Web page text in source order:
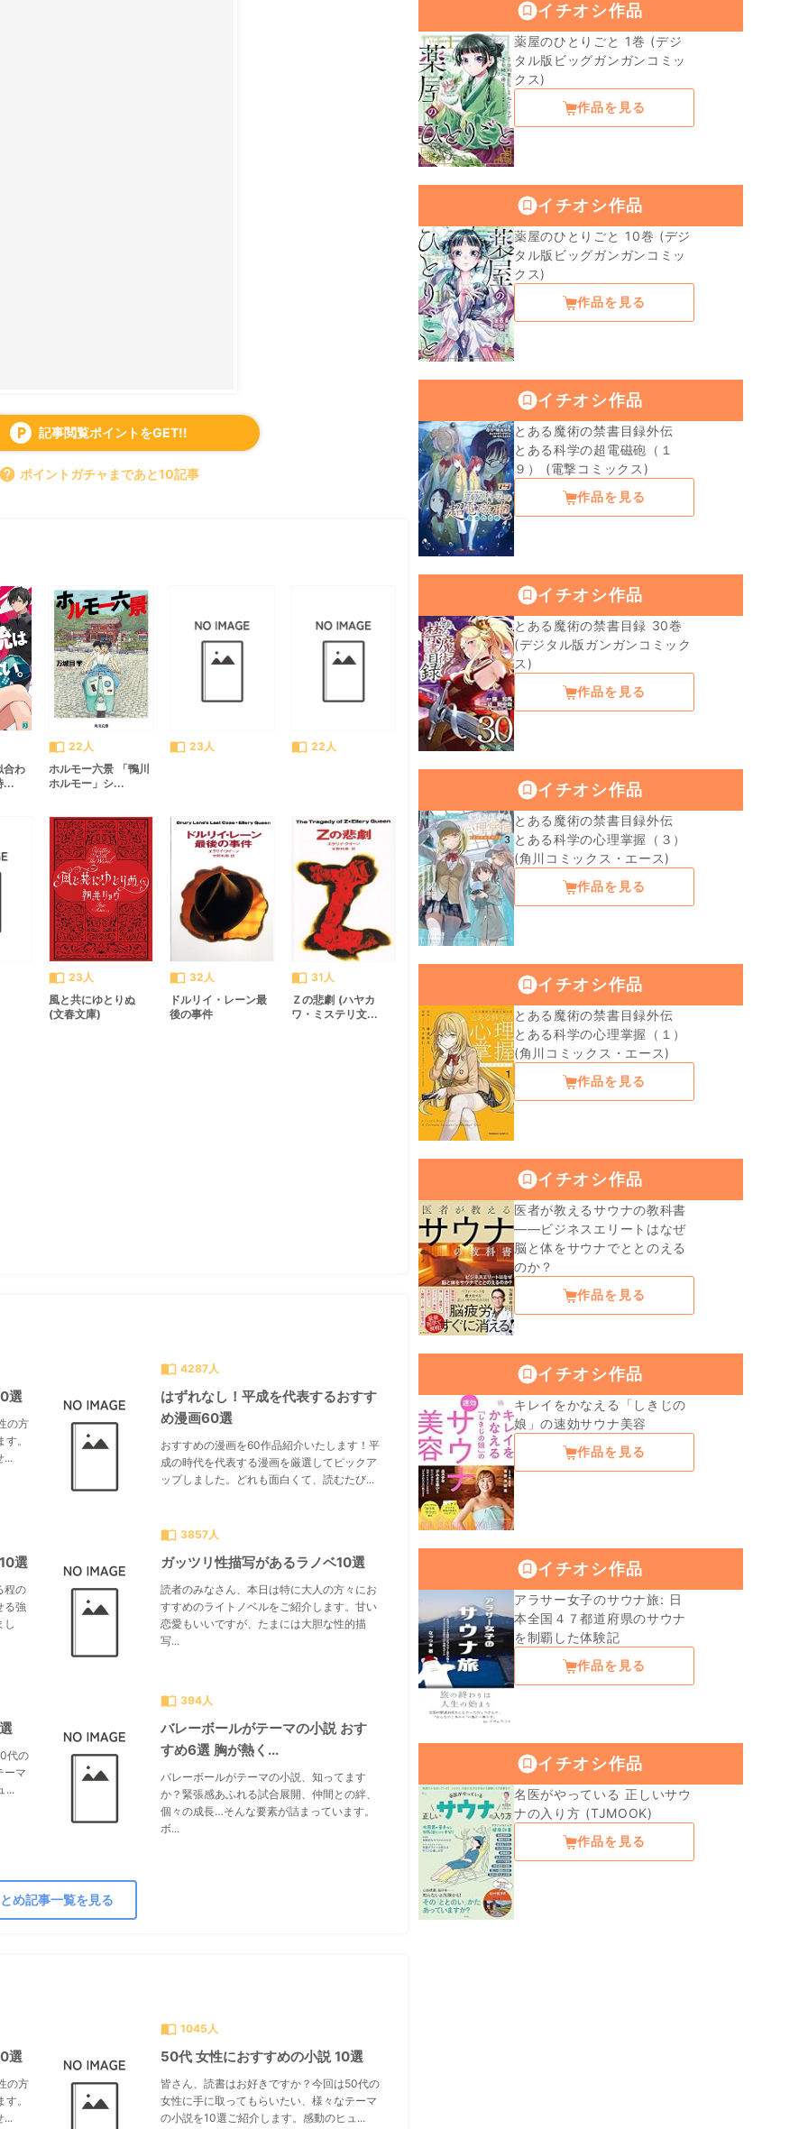
local_parking 記事閲覧ポイントをGET!!
help ポイントガチャまであと10記事
合わ
...
import_contacts 22人
ホルモー六景 「鴨川
ホルモー」シ...
import_contacts 23人 import_contacts 22人
import_contacts 23人
風と共にゆとりぬ
(文春文庫)
import_contacts 32人
ドルリイ・レーン最
後の事件
import_contacts 31人
Ｚの悲劇 (ハヤカ
ワ・ミステリ文...
選
の方
。
...
import_contacts 4287人
はずれなし！平成を代表するおすす
め漫画60選
おすすめの漫画を60作品紹介いたします！平
成の時代を代表する漫画を厳選してピックア
ップしました。どれも面白くて、読むたび...
選
程の
る強
し
import_contacts 3857人
ガッツリ性描写があるラノベ10選
読者のみなさん、本日は特に大人の方々にお
すすめのライトノベルをご紹介します。甘い
恋愛もいいですが、たまには大胆な性的描
写...
代の
ーマ
...
import_contacts 394人
バレーボールがテーマの小説 おす
すめ6選 胸が熱く...
バレーボールがテーマの小説、知ってます
か？緊張感あふれる試合展開、仲間との絆、
個々の成長…そんな要素が詰まっています。
ボ...
め記事一覧を見る
選
の方
。
...
import_contacts 1045人
50代 女性におすすめの小説 10選
皆さん、読書はお好きですか？今回は50代の
女性に手に取ってもらいたい、様々なテーマ
の小説を10選ご紹介します。感動のヒュ...
イチオシ作品
薬屋のひとりごと 1巻 (デジ
タル版ビッグガンガンコミッ
クス)
作品を見る
イチオシ作品
薬屋のひとりごと 10巻 (デジ
タル版ビッグガンガンコミッ
クス)
作品を見る
イチオシ作品
とある魔術の禁書目録外伝
とある科学の超電磁砲（１
９） (電撃コミックス)
作品を見る
イチオシ作品
とある魔術の禁書目録 30巻
(デジタル版ガンガンコミック
ス)
作品を見る
イチオシ作品
とある魔術の禁書目録外伝
とある科学の心理掌握（３）
(角川コミックス・エース)
作品を見る
イチオシ作品
とある魔術の禁書目録外伝
とある科学の心理掌握（１）
(角川コミックス・エース)
作品を見る
イチオシ作品
医者が教えるサウナの教科書
――ビジネスエリートはなぜ
脳と体をサウナでととのえる
のか？
作品を見る
イチオシ作品
キレイをかなえる「しきじの
娘」の速効サウナ美容
作品を見る
イチオシ作品
アラサー女子のサウナ旅: 日
本全国４７都道府県のサウナ
を制覇した体験記
作品を見る
イチオシ作品
名医がやっている 正しいサウ
ナの入り方 (TJMOOK)
作品を見る